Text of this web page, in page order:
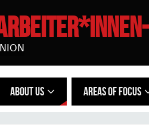
ABOUT US AREAS OF FOCUS